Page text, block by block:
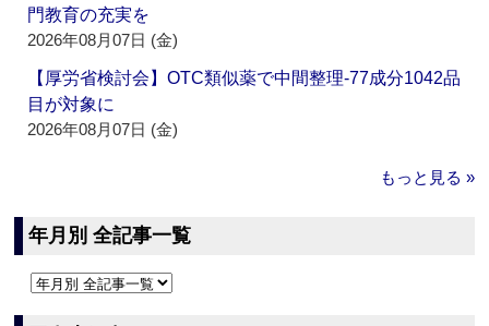
門教育の充実を
2026年08月07日 (金)
【厚労省検討会】OTC類似薬で中間整理‐77成分1042品
目が対象に
2026年08月07日 (金)
もっと見る »
年月別 全記事一覧